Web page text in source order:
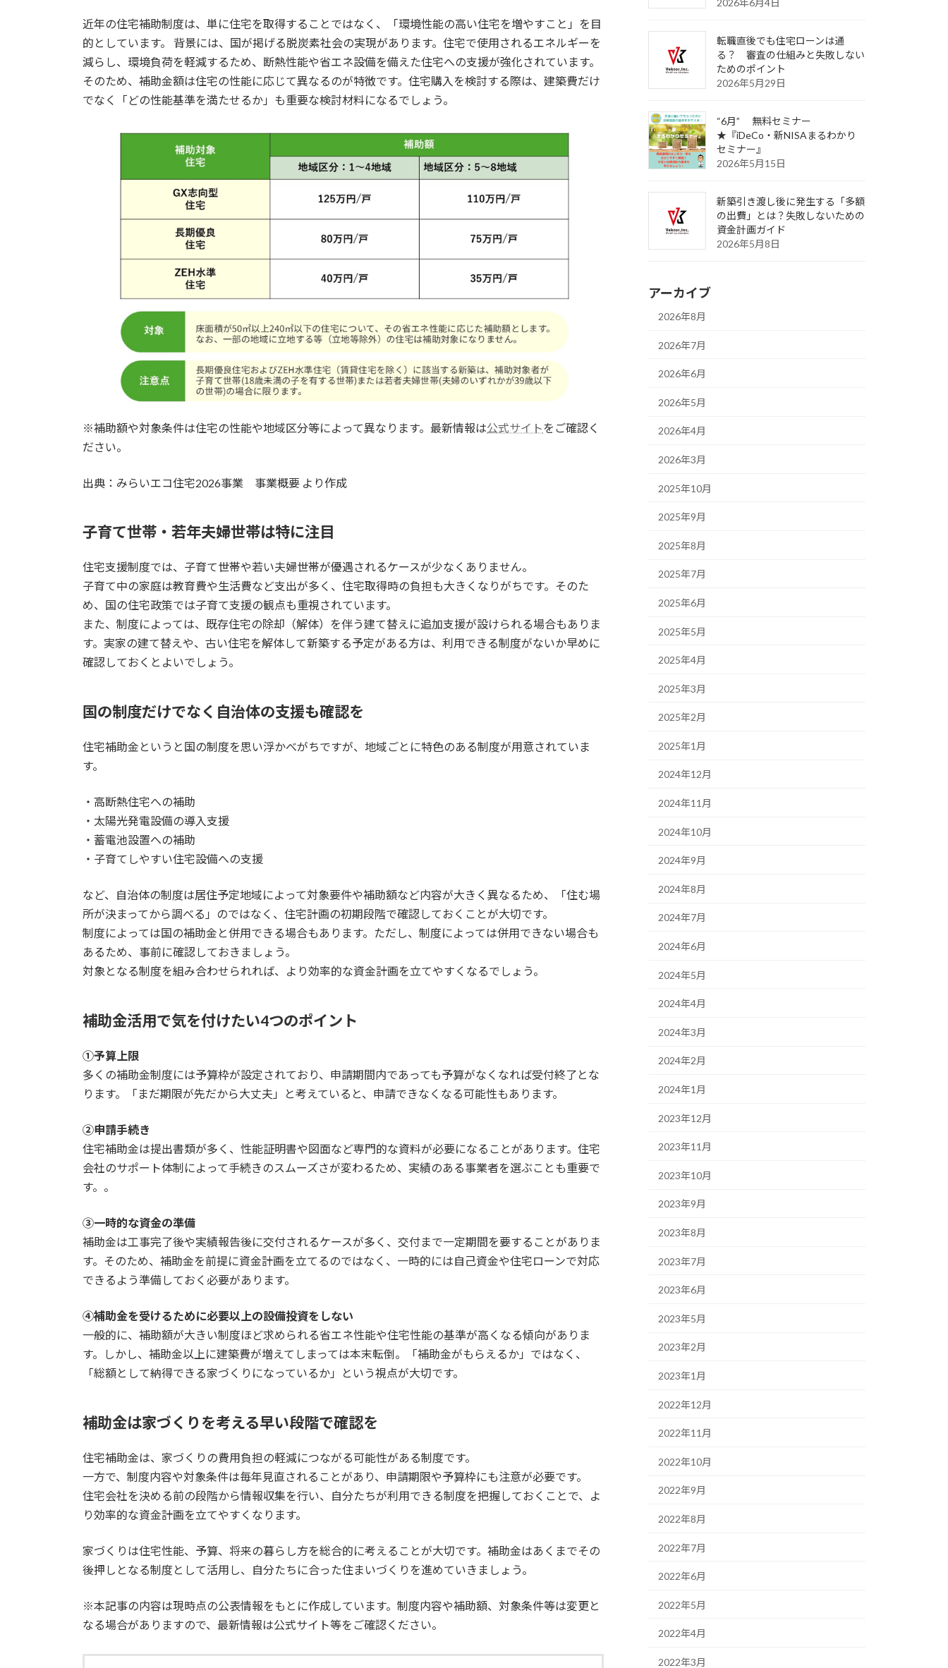
近年の住宅補助制度は、単に住宅を取得することではなく、「環境性能の高い住宅を増やすこと」を目
的としています。 背景には、国が掲げる脱炭素社会の実現があります。住宅で使用されるエネルギーを
減らし、環境負荷を軽減するため、断熱性能や省エネ設備を備えた住宅への支援が強化されています。
そのため、補助金額は住宅の性能に応じて異なるのが特徴です。住宅購入を検討する際は、建築費だけ
でなく「どの性能基準を満たせるか」も重要な検討材料になるでしょう。
※補助額や対象条件は住宅の性能や地域区分等によって異なります。最新情報は公式サイトをご確認く
ださい。
出典：みらいエコ住宅2026事業 事業概要 より作成
子育て世帯・若年夫婦世帯は特に注目
住宅支援制度では、子育て世帯や若い夫婦世帯が優遇されるケースが少なくありません。
子育て中の家庭は教育費や生活費など支出が多く、住宅取得時の負担も大きくなりがちです。そのた
め、国の住宅政策では子育て支援の観点も重視されています。
また、制度によっては、既存住宅の除却（解体）を伴う建て替えに追加支援が設けられる場合もありま
す。実家の建て替えや、古い住宅を解体して新築する予定がある方は、利用できる制度がないか早めに
確認しておくとよいでしょう。
国の制度だけでなく自治体の支援も確認を
住宅補助金というと国の制度を思い浮かべがちですが、地域ごとに特色のある制度が用意されていま
す。
・高断熱住宅への補助
・太陽光発電設備の導入支援
・蓄電池設置への補助
・子育てしやすい住宅設備への支援
など、自治体の制度は居住予定地域によって対象要件や補助額など内容が大きく異なるため、「住む場
所が決まってから調べる」のではなく、住宅計画の初期段階で確認しておくことが大切です。
制度によっては国の補助金と併用できる場合もあります。ただし、制度によっては併用できない場合も
あるため、事前に確認しておきましょう。
対象となる制度を組み合わせられれば、より効率的な資金計画を立てやすくなるでしょう。
補助金活用で気を付けたい4つのポイント
①予算上限
多くの補助金制度には予算枠が設定されており、申請期間内であっても予算がなくなれば受付終了とな
ります。「まだ期限が先だから大丈夫」と考えていると、申請できなくなる可能性もあります。
②申請手続き
住宅補助金は提出書類が多く、性能証明書や図面など専門的な資料が必要になることがあります。住宅
会社のサポート体制によって手続きのスムーズさが変わるため、実績のある事業者を選ぶことも重要で
す。。
③一時的な資金の準備
補助金は工事完了後や実績報告後に交付されるケースが多く、交付まで一定期間を要することがありま
す。そのため、補助金を前提に資金計画を立てるのではなく、一時的には自己資金や住宅ローンで対応
できるよう準備しておく必要があります。
④補助金を受けるために必要以上の設備投資をしない
一般的に、補助額が大きい制度ほど求められる省エネ性能や住宅性能の基準が高くなる傾向がありま
す。しかし、補助金以上に建築費が増えてしまっては本末転倒。「補助金がもらえるか」ではなく、
「総額として納得できる家づくりになっているか」という視点が大切です。
補助金は家づくりを考える早い段階で確認を
住宅補助金は、家づくりの費用負担の軽減につながる可能性がある制度です。
一方で、制度内容や対象条件は毎年見直されることがあり、申請期限や予算枠にも注意が必要です。
住宅会社を決める前の段階から情報収集を行い、自分たちが利用できる制度を把握しておくことで、よ
り効率的な資金計画を立てやすくなります。
家づくりは住宅性能、予算、将来の暮らし方を総合的に考えることが大切です。補助金はあくまでその
後押しとなる制度として活用し、自分たちに合った住まいづくりを進めていきましょう。
※本記事の内容は現時点の公表情報をもとに作成しています。制度内容や補助額、対象条件等は変更と
なる場合がありますので、最新情報は公式サイト等をご確認ください。
2026年6月4日
転職直後でも住宅ローンは通
る？ 審査の仕組みと失敗しない
ためのポイント
2026年5月29日
“6月” 無料セミナー
★『iDeCo・新NISAまるわかり
セミナー』
2026年5月15日
新築引き渡し後に発生する「多額
の出費」とは？失敗しないための
資金計画ガイド
2026年5月8日
アーカイブ
2026年8月
2026年7月
2026年6月
2026年5月
2026年4月
2026年3月
2025年10月
2025年9月
2025年8月
2025年7月
2025年6月
2025年5月
2025年4月
2025年3月
2025年2月
2025年1月
2024年12月
2024年11月
2024年10月
2024年9月
2024年8月
2024年7月
2024年6月
2024年5月
2024年4月
2024年3月
2024年2月
2024年1月
2023年12月
2023年11月
2023年10月
2023年9月
2023年8月
2023年7月
2023年6月
2023年5月
2023年2月
2023年1月
2022年12月
2022年11月
2022年10月
2022年9月
2022年8月
2022年7月
2022年6月
2022年5月
2022年4月
2022年3月